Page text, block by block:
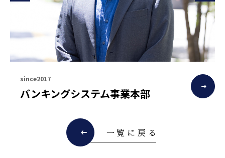
since2017
バンキングシステム事業本部
一覧に戻る